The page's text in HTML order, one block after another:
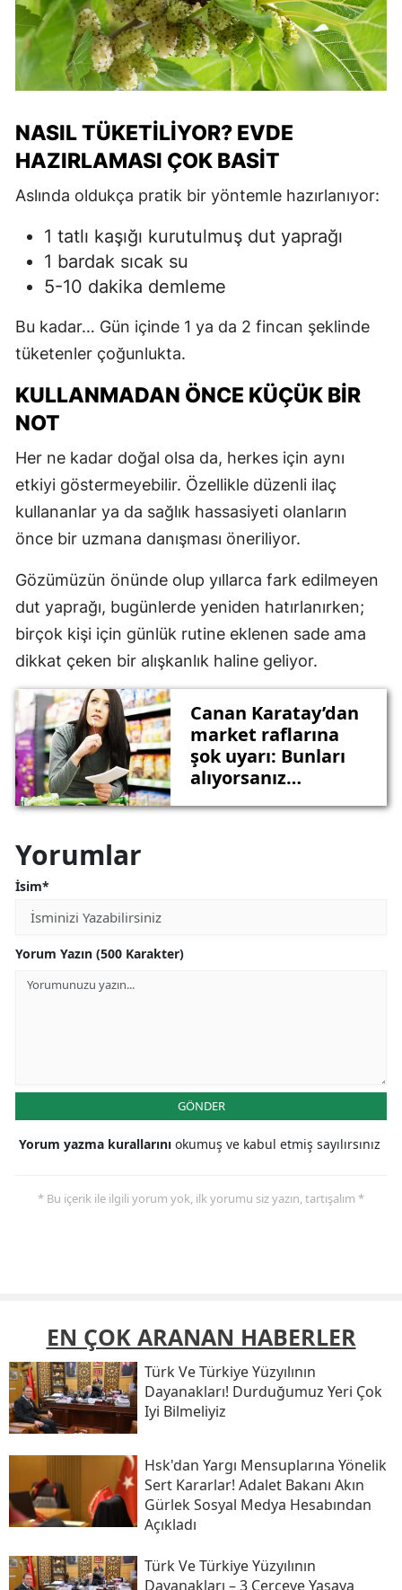
NASIL TÜKETİLİYOR? EVDE
HAZIRLAMASI ÇOK BASİT
Aslında oldukça pratik bir yöntemle hazırlanıyor:
1 tatlı kaşığı kurutulmuş dut yaprağı
1 bardak sıcak su
5-10 dakika demleme
Bu kadar… Gün içinde 1 ya da 2 fincan şeklinde
tüketenler çoğunlukta.
KULLANMADAN ÖNCE KÜÇÜK BİR
NOT
Her ne kadar doğal olsa da, herkes için aynı
etkiyi göstermeyebilir. Özellikle düzenli ilaç
kullananlar ya da sağlık hassasiyeti olanların
önce bir uzmana danışması öneriliyor.
Gözümüzün önünde olup yıllarca fark edilmeyen
dut yaprağı, bugünlerde yeniden hatırlanırken;
birçok kişi için günlük rutine eklenen sade ama
dikkat çeken bir alışkanlık haline geliyor.
Canan Karatay’dan
market raflarına
şok uyarı: Bunları
alıyorsanız
Yorumlar
İsim*
Yorum Yazın (500 Karakter)
GÖNDER
Yorum yazma kurallarını okumuş ve kabul etmiş sayılırsınız
* Bu içerik ile ilgili yorum yok, ilk yorumu siz yazın, tartışalım *
EN ÇOK ARANAN HABERLER
Türk Ve Türkiye Yüzyılının
Dayanakları! Durduğumuz Yeri Çok
Iyi Bilmeliyiz
Hsk'dan Yargı Mensuplarına Yönelik
Sert Kararlar! Adalet Bakanı Akın
Gürlek Sosyal Medya Hesabından
Açıkladı
Türk Ve Türkiye Yüzyılının
Dayanakları – 3 Çerçeve Yasaya